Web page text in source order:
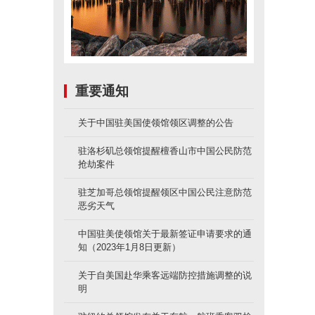
重要通知
关于中国驻美国使领馆领区调整的公告
驻洛杉矶总领馆提醒檀香山市中国公民防范
抢劫案件
驻芝加哥总领馆提醒领区中国公民注意防范
恶劣天气
中国驻美使领馆关于最新签证申请要求的通
知（2023年1月8日更新）
关于自美国赴华乘客远端防控措施调整的说
明